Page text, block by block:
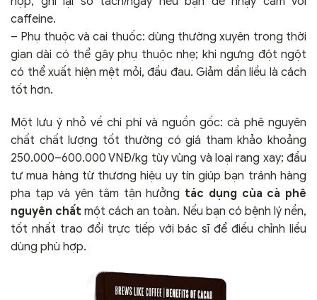
caffeine.
– Phụ thuộc và cai thuốc: dùng thường xuyên trong thời
gian dài có thể gây phụ thuộc nhẹ; khi ngưng đột ngột
có thể xuất hiện mệt mỏi, đầu đau. Giảm dần liều là cách
tốt hơn.
Một lưu ý nhỏ về chi phí và nguồn gốc: cà phê nguyên
chất chất lượng tốt thường có giá tham khảo khoảng
250.000–600.000 VNĐ/kg tùy vùng và loại rang xay; đầu
tư mua hàng từ thương hiệu uy tín giúp bạn tránh hàng
pha tạp và yên tâm tận hưởng tác dụng của cà phê
nguyên chất một cách an toàn. Nếu bạn có bệnh lý nền,
tốt nhất trao đổi trực tiếp với bác sĩ để điều chỉnh liều
dùng phù hợp.